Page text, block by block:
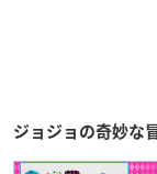
ジョジョの奇妙な